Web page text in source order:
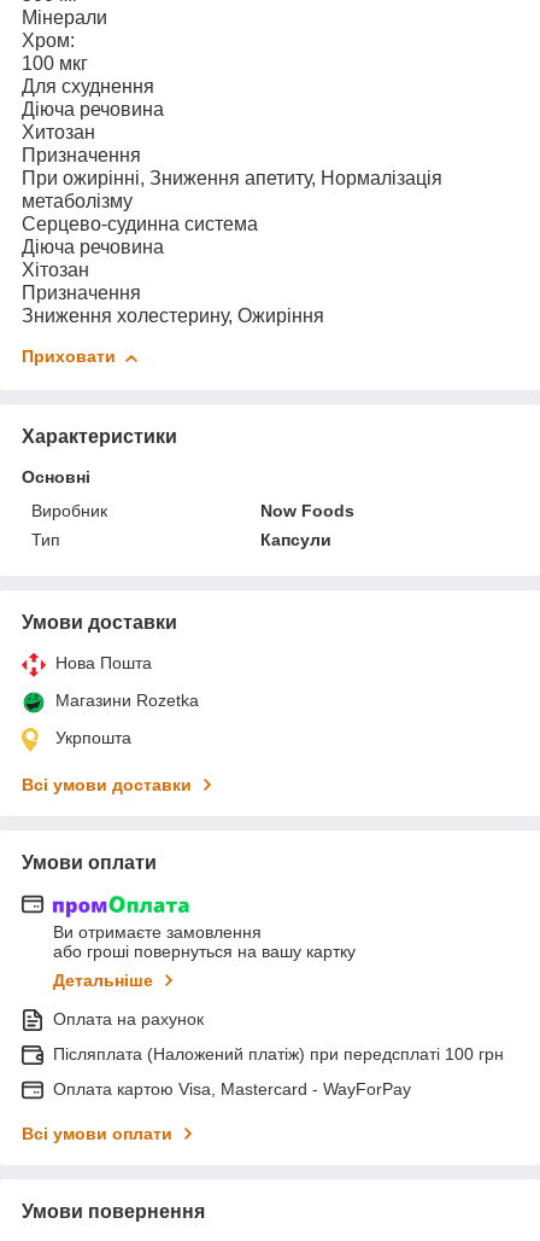
Мінерали
Хром:
100 мкг
Для схуднення
Діюча речовина
Хитозан
Призначення
При ожирінні, Зниження апетиту, Нормалізація
метаболізму
Серцево-судинна система
Діюча речовина
Хітозан
Призначення
Зниження холестерину, Ожиріння
Приховати
Характеристики
Основні
Виробник
Now Foods
Тип
Капсули
Умови доставки
Нова Пошта
Магазини Rozetka
Укрпошта
Всі умови доставки
Умови оплати
Ви отримаєте замовлення
або гроші повернуться на вашу картку
Детальніше
Оплата на рахунок
Післяплата (Наложений платіж) при передсплаті 100 грн
Оплата картою Visa, Mastercard - WayForPay
Всі умови оплати
Умови повернення